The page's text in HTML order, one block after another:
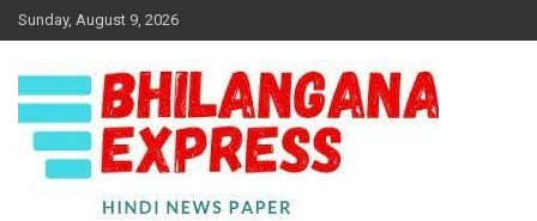
Skip
to
Sunday, August 9, 2026